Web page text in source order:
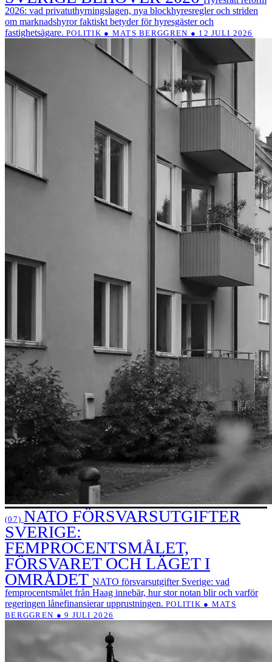
2026: vad privatuthyrningslagen, nya blockhyresregler och striden
om marknadshyror faktiskt betyder för hyresgäster och
fastighetsägare. POLITIK ● MATS BERGGREN ● 12 JULI 2026
(07) NATO FÖRSVARSUTGIFTER
SVERIGE:
FEMPROCENTSMÅLET,
FÖRSVARET OCH LÄGET I
OMRÅDET NATO försvarsutgifter Sverige: vad
femprocentsmålet från Haag innebär, hur stor notan blir och varför
regeringen lånefinansierar upprustningen. POLITIK ● MATS
BERGGREN ● 9 JULI 2026